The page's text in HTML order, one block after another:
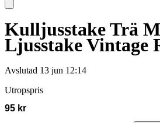
Kulljusstake Trä
Ljusstake Vintage
Avslutad 13 jun 12:14
Utropspris
95 kr